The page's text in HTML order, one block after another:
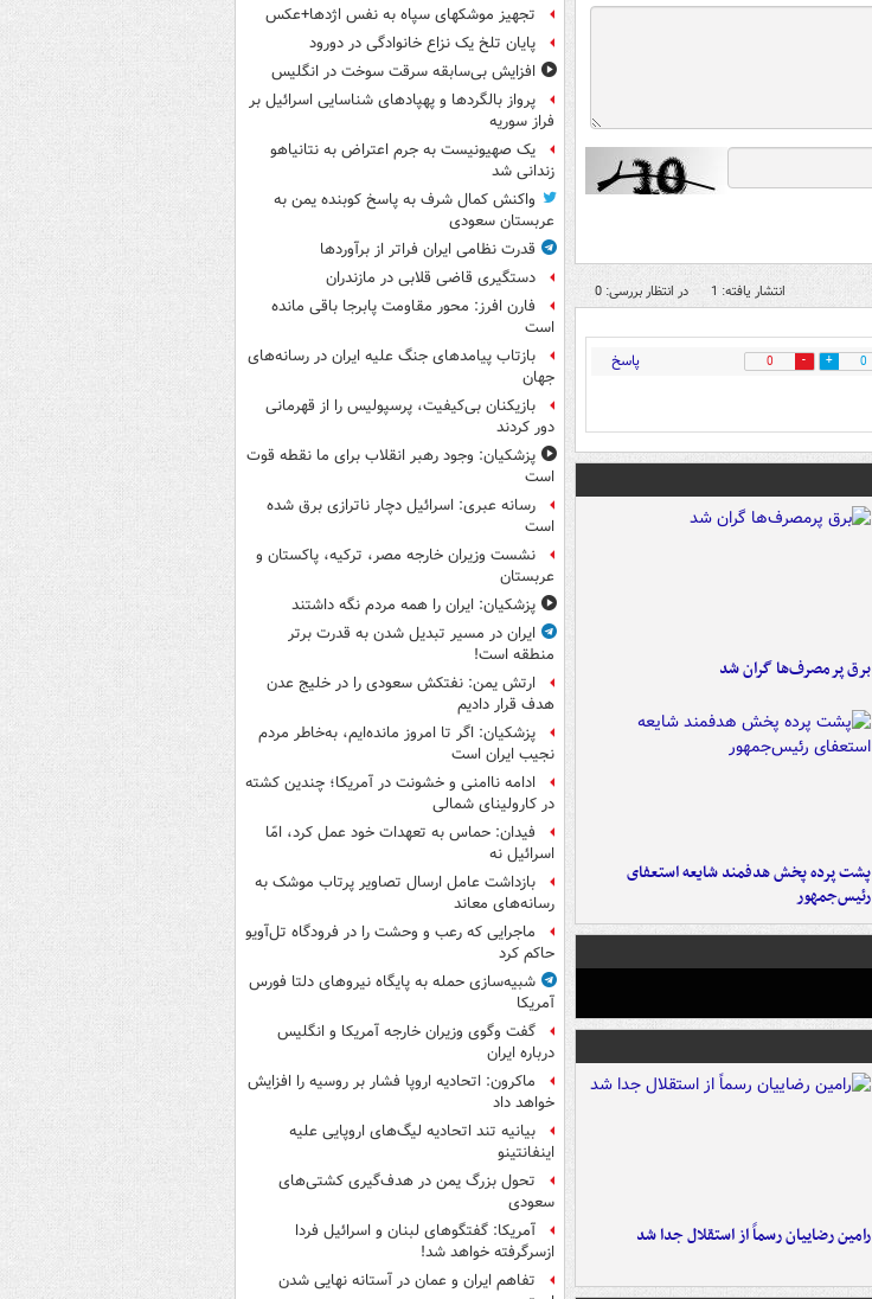
انتشار یافته: 1 در انتظار بررسی: 0
0
0 پاسخ
برق پرمصرف‌ها گران شد
پشت پرده پخش هدفمند شایعه استعفای
رئیس‌جمهور
رامین رضاییان رسماً از استقلال جدا شد
تجهیز موشکهای سپاه به نفس اژدها+عکس
پایان تلخ یک نزاع خانوادگی در دورود
افزایش بی‌سابقه سرقت سوخت در انگلیس
پرواز بالگردها و پهپادهای شناسایی اسرائیل بر
فراز سوریه
یک صهیونیست به جرم اعتراض به نتانیاهو
زندانی شد
واکنش کمال شرف به پاسخ کوبنده یمن به
عربستان سعودی
قدرت نظامی ایران فراتر از برآوردها
دستگیری قاضی قلابی در مازندران
فارن افرز: محور مقاومت پابرجا باقی مانده
است
بازتاب پیامدهای جنگ علیه ایران در رسانه‌های
جهان
بازیکنان بی‌کیفیت، پرسپولیس را از قهرمانی
دور کردند
پزشکیان: وجود رهبر انقلاب برای ما نقطه قوت
است
رسانه عبری: اسرائیل دچار ناترازی برق شده
است
نشست وزیران خارجه مصر، ترکیه، پاکستان و
عربستان
پزشکیان: ایران را همه مردم نگه داشتند
ایران در مسیر تبدیل شدن به قدرت برتر
منطقه است!
ارتش یمن: نفتکش سعودی را در خلیج عدن
هدف قرار دادیم
پزشکیان: اگر تا امروز مانده‌ایم، به‌خاطر مردم
نجیب ایران است
ادامه ناامنی و خشونت در آمریکا؛ چندین کشته
در کارولینای شمالی
فیدان: حماس به تعهدات خود عمل کرد، امّا
اسرائیل نه
بازداشت عامل ارسال تصاویر پرتاب موشک به
رسانه‌های معاند
ماجرایی که رعب و وحشت را در فرودگاه تل‌آویو
حاکم کرد
شبیه‌سازی حمله به پایگاه نیروهای دلتا فورس
آمریکا
گفت وگوی وزیران خارجه آمریکا و انگلیس
درباره ایران
ماکرون: اتحادیه اروپا فشار بر روسیه را افزایش
خواهد داد
بیانیه تند اتحادیه لیگ‌های اروپایی علیه
اینفانتینو
تحول بزرگ یمن در هدف‌گیری کشتی‌های
سعودی
آمریکا: گفتگوهای لبنان و اسرائیل فردا
ازسرگرفته خواهد شد!
تفاهم ایران و عمان در آستانه نهایی شدن